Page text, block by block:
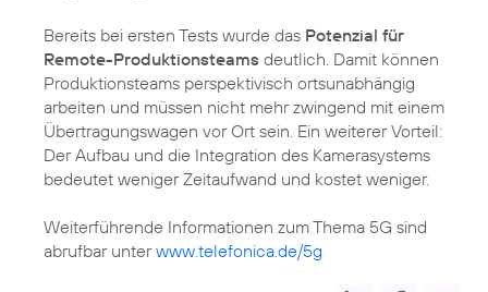
Bereits bei ersten Tests wurde das Potenzial für
Remote-Produktionsteams deutlich. Damit können
Produktionsteams perspektivisch ortsunabhängig
arbeiten und müssen nicht mehr zwingend mit einem
Übertragungswagen vor Ort sein. Ein weiterer Vorteil:
Der Aufbau und die Integration des Kamerasystems
bedeutet weniger Zeitaufwand und kostet weniger.
Weiterführende Informationen zum Thema 5G sind
abrufbar unterwww.telefonica.de/5g